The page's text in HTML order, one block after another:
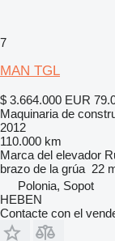
7
MAN TGL
$ 3.664.000 EUR
Maquinaria de
2012
110.000 km
Marca del elevador
brazo de la grúa 22
Polonia, Sopot
HEBEN
Contacte con el